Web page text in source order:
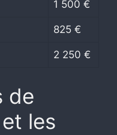
1 500 €
825 €
2 250 €
de
les